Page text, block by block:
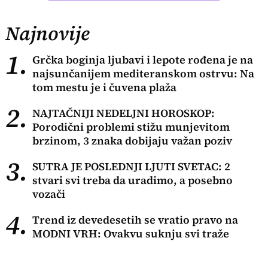
Najnovije
1. Grčka boginja ljubavi i lepote rođena je na
najsunčanijem mediteranskom ostrvu: Na
tom mestu je i čuvena plaža
2. NAJTAČNIJI NEDELJNI HOROSKOP:
Porodični problemi stižu munjevitom
brzinom, 3 znaka dobijaju važan poziv
3. SUTRA JE POSLEDNJI LJUTI SVETAC: 2
stvari svi treba da uradimo, a posebno
vozači
4. Trend iz devedesetih se vratio pravo na
MODNI VRH: Ovakvu suknju svi traže